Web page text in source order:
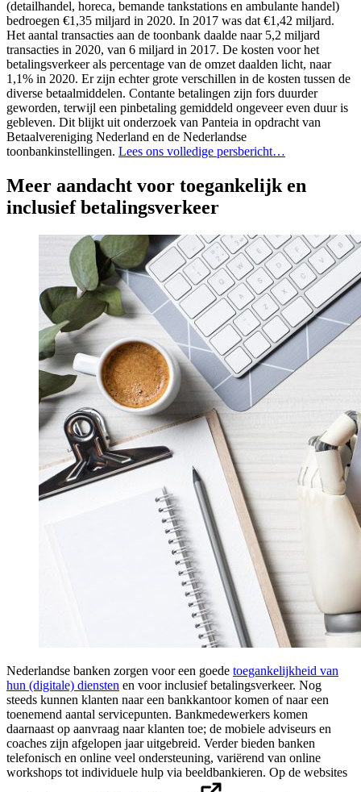
(detailhandel, horeca, bemande tankstations en ambulante handel)
bedroegen €1,35 miljard in 2020. In 2017 was dat €1,42 miljard.
Het aantal transacties aan de toonbank daalde naar 5,2 miljard
transacties in 2020, van 6 miljard in 2017. De kosten voor het
betalingsverkeer als percentage van de omzet daalden licht, naar
1,1% in 2020. Er zijn echter grote verschillen in de kosten tussen de
diverse betaalmiddelen. Contante betalingen zijn fors duurder
geworden, terwijl een pinbetaling gemiddeld ongeveer even duur is
gebleven. Dit blijkt uit onderzoek van Panteia in opdracht van
Betaalvereniging Nederland en de Nederlandse
toonbankinstellingen. Lees ons volledige persbericht…
Meer aandacht voor toegankelijk en
inclusief betalingsverkeer
Nederlandse banken zorgen voor een goede toegankelijkheid van
hun (digitale) diensten en voor inclusief betalingsverkeer. Nog
steeds kunnen klanten naar een bankkantoor komen of naar een
toenemend aantal servicepunten. Bankmedewerkers komen
daarnaast op aanvraag naar klanten toe; de mobiele adviseurs en
coaches zijn afgelopen jaar uitgebreid. Verder bieden banken
telefonisch en online veel ondersteuning, variërend van online
workshops tot individuele hulp via beeldbankieren. Op de websites